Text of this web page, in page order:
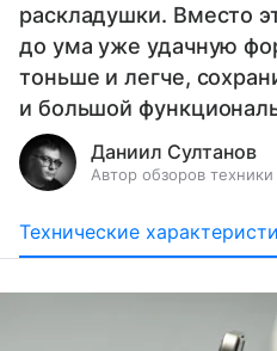
раскладушки. Вместо
до ума уже удачную
тоньше и легче,
и большой
Даниил Султанов
Автор обзоров техники
Технические